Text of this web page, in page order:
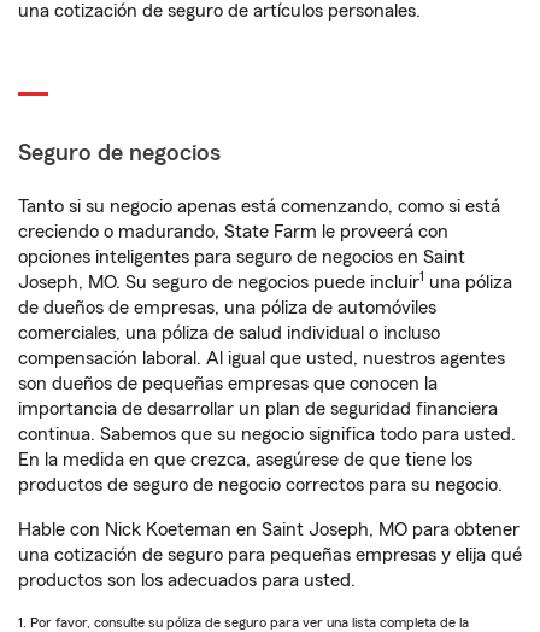
una cotización de seguro de artículos personales.
Seguro de negocios
Tanto si su negocio apenas está comenzando, como si está
creciendo o madurando, State Farm le proveerá con
opciones inteligentes para seguro de negocios en Saint
Joseph, MO. Su seguro de negocios puede incluir1 una póliza
de dueños de empresas, una póliza de automóviles
comerciales, una póliza de salud individual o incluso
compensación laboral. Al igual que usted, nuestros agentes
son dueños de pequeñas empresas que conocen la
importancia de desarrollar un plan de seguridad financiera
continua. Sabemos que su negocio significa todo para usted.
En la medida en que crezca, asegúrese de que tiene los
productos de seguro de negocio correctos para su negocio.
Hable con Nick Koeteman en Saint Joseph, MO para obtener
una cotización de seguro para pequeñas empresas y elija qué
productos son los adecuados para usted.
1. Por favor, consulte su póliza de seguro para ver una lista completa de la